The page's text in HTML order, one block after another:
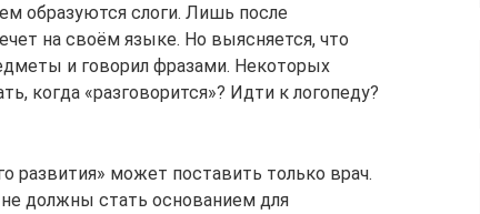
образуются слоги. Лишь после
на своём языке. Но выясняется, что
и говорил фразами. Некоторых
когда «разговорится»? Идти к логопеду?
развития» может поставить только врач.
должны стать основанием для